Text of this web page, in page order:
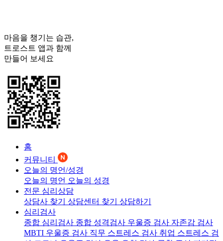
마음을 챙기는 습관,
트로스트 앱과 함께
만들어 보세요
홈
커뮤니티
오늘의 명언/성경
오늘의 명언 오늘의 성경
전문 심리상담
상담사 찾기 상담센터 찾기 상담하기
심리검사
종합 심리검사 종합 성격검사 우울증 검사 자존감 검사
MBTI 우울증 검사 직무 스트레스 검사 취업 스트레스 검